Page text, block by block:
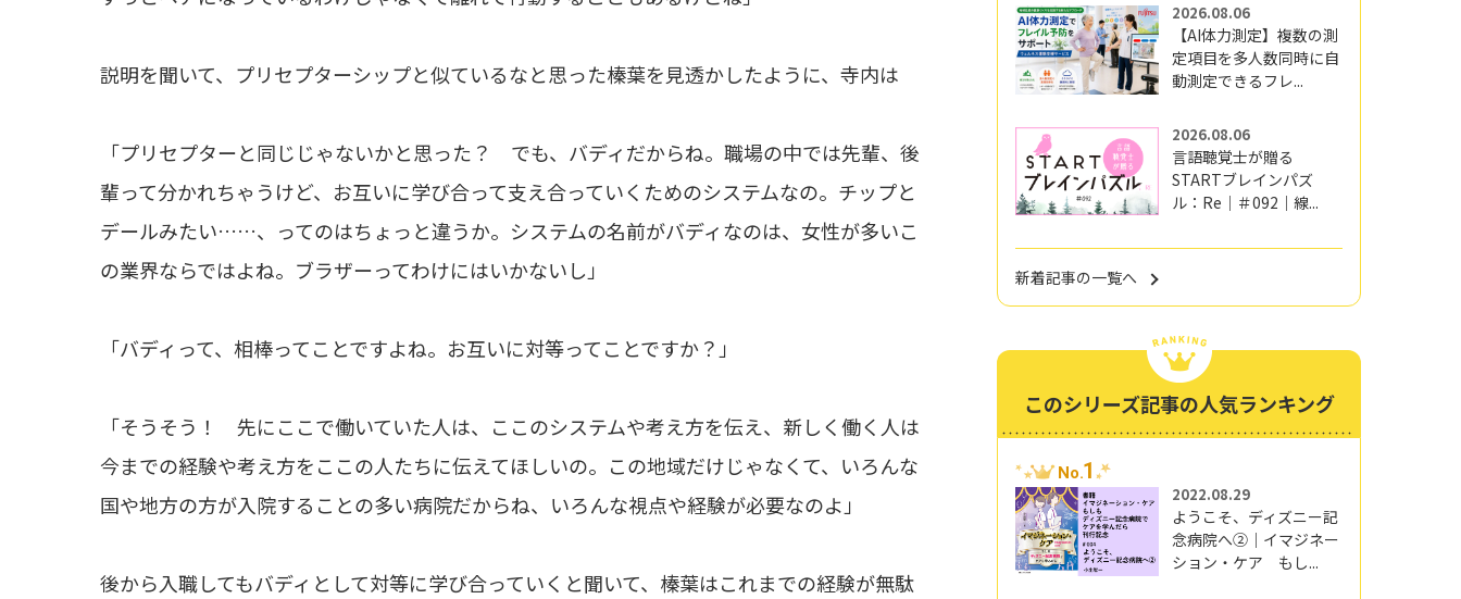
説明を聞いて、プリセプターシップと似ているなと思った榛葉を見透かしたように、寺内は
「プリセプターと同じじゃないかと思った？ でも、バディだからね。職場の中では先輩、後
輩って分かれちゃうけど、お互いに学び合って支え合っていくためのシステムなの。チップと
デールみたい……、ってのはちょっと違うか。システムの名前がバディなのは、女性が多いこ
の業界ならではよね。ブラザーってわけにはいかないし」
「バディって、相棒ってことですよね。お互いに対等ってことですか？」
「そうそう！ 先にここで働いていた人は、ここのシステムや考え方を伝え、新しく働く人は
今までの経験や考え方をここの人たちに伝えてほしいの。この地域だけじゃなくて、いろんな
国や地方の方が入院することの多い病院だからね、いろんな視点や経験が必要なのよ」
後から入職してもバディとして対等に学び合っていくと聞いて、榛葉はこれまでの経験が無駄
2026.08.06
【AI体力測定】複数の測
定項目を多人数同時に自
動測定できるフレ...
2026.08.06
言語聴覚士が贈る
STARTブレインパズ
ル：Re｜＃092｜線...
新着記事の一覧へ
このシリーズ記事の人気ランキング
No.1
2022.08.29
ようこそ、ディズニー記
念病院へ②｜イマジネー
ション・ケア もし...